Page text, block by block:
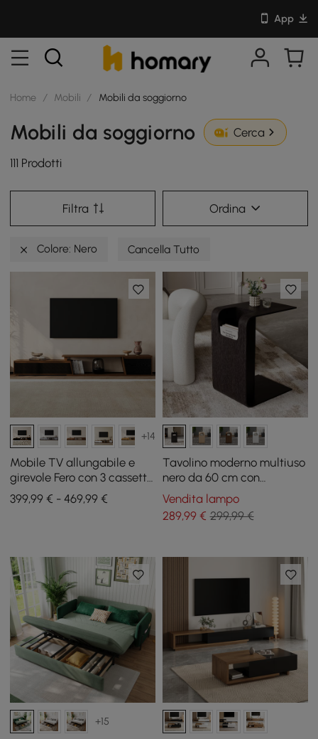
App
Home / Mobili / Mobili da soggiorno
Mobili da soggiorno Cerca
111 Prodotti
Filtra Ordina
Colore: Nero Cancella Tutto
+14
Mobile TV allungabile e
girevole Fero con 3 cassetti,
180 - 280 cm
399,99 € - 469,99 €
Tavolino moderno multiuso
nero da 60 cm con
portariviste
Vendita lampo
289,99€ 299,99 €
+15